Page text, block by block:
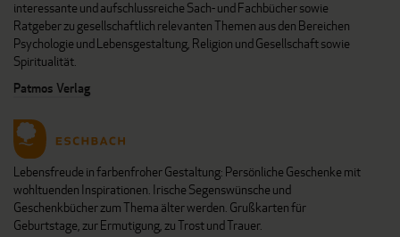
interessante und aufschlussreiche Sach- und Fachbücher sowie
Ratgeber zu gesellschaftlich relevanten Themen aus den Bereichen
Psychologie und Lebensgestaltung, Religion und Gesellschaft sowie
Spiritualität.
Patmos Verlag
Lebensfreude in farbenfroher Gestaltung: Persönliche Geschenke mit
wohltuenden Inspirationen. Irische Segenswünsche und
Geschenkbücher zum Thema älter werden. Grußkarten für
Geburtstage, zur Ermutigung, zu Trost und Trauer.